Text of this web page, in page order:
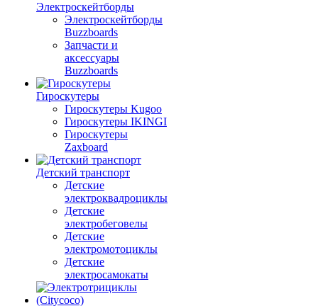
Электроскейтборды
Электроскейтборды
Buzzboards
Запчасти и
аксессуары
Buzzboards
Гироскутеры
Гироскутеры Kugoo
Гироскутеры IKINGI
Гироскутеры
Zaxboard
Детский транспорт
Детские
электроквадроциклы
Детские
электробеговелы
Детские
электромотоциклы
Детские
электросамокаты